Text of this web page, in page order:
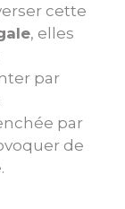
cette
, elles
par
par
de